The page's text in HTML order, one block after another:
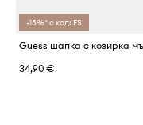
-15%* с код: FS
34,90 €